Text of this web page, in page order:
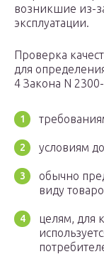
возникшие из-
эксплуатации.
Проверка
для
4 Закона N
условиям
обычно
виду
целям, для